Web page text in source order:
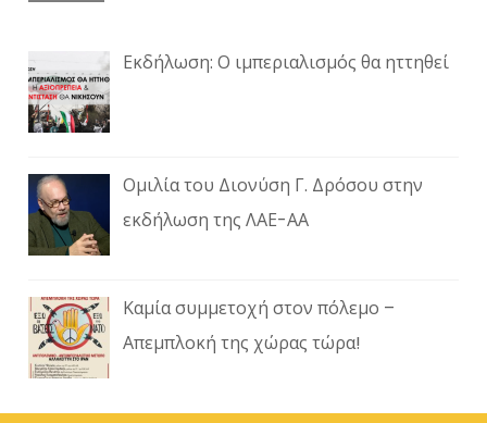
Εκδήλωση: Ο ιμπεριαλισμός θα ηττηθεί
Ομιλία του Διονύση Γ. Δρόσου στην
εκδήλωση της ΛΑΕ-ΑΑ
Καμία συμμετοχή στον πόλεμο –
Απεμπλοκή της χώρας τώρα!